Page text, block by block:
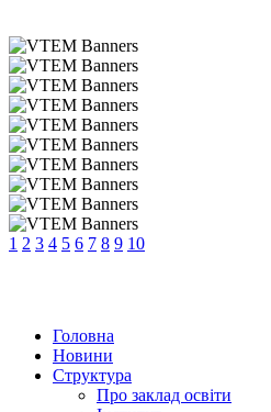
1 2 3 4 5 6 7 8 9 10
Головна
Новини
Структура
Про заклад освіти